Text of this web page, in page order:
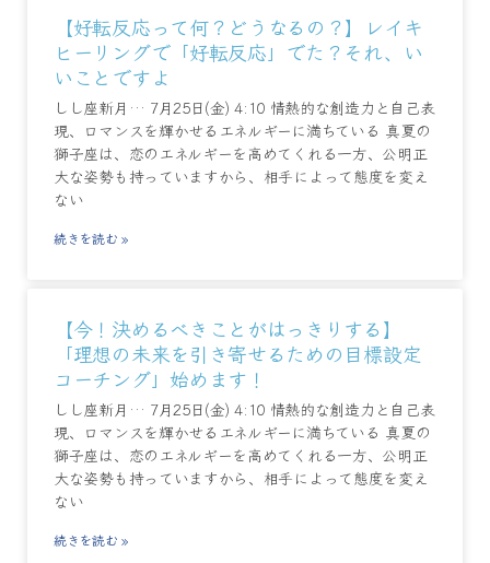
【好転反応って何？どうなるの？】レイキ
ヒーリングで「好転反応」でた？それ、い
いことですよ
しし座新月… 7月25日(金) 4:10 情熱的な創造力と自己表
現、ロマンスを輝かせるエネルギーに満ちている 真夏の
獅子座は、恋のエネルギーを高めてくれる一方、公明正
大な姿勢も持っていますから、相手によって態度を変え
ない
続きを読む »
【今！決めるべきことがはっきりする】
「理想の未来を引き寄せるための目標設定
コーチング」始めます！
しし座新月… 7月25日(金) 4:10 情熱的な創造力と自己表
現、ロマンスを輝かせるエネルギーに満ちている 真夏の
獅子座は、恋のエネルギーを高めてくれる一方、公明正
大な姿勢も持っていますから、相手によって態度を変え
ない
続きを読む »